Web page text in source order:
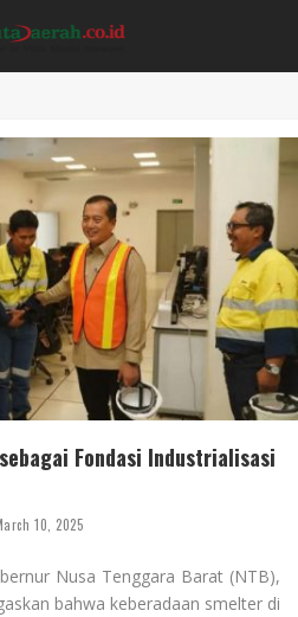
Fondasi Industrialisasi
10, 2025
Nusa Tenggara Barat (NTB),
bahwa keberadaan smelter di